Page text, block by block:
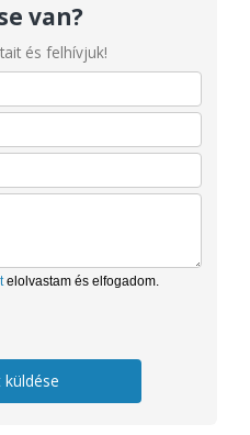
van?
és felhívjuk!
elolvastam és elfogadom.